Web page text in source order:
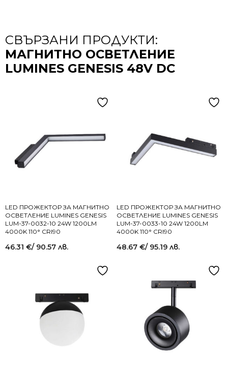
СВЪРЗАНИ ПРОДУКТИ:
МАГНИТНО ОСВЕТЛЕНИЕ
LUMINES GENESIS 48V DC
LED ПРОЖЕКТОР ЗА МАГНИТНО
ОСВЕТЛЕНИЕ LUMINES GENESIS
LUM-37-0032-10 24W 1200LM
4000K 110° CRI90
46.31 €/ 90.57 лв.
LED ПРОЖЕКТОР ЗА МАГНИТНО
ОСВЕТЛЕНИЕ LUMINES GENESIS
LUM-37-0033-10 24W 1200LM
4000K 110° CRI90
48.67 €/ 95.19 лв.